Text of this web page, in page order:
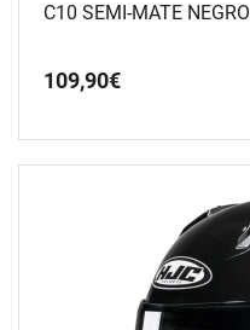
C10 SEMI-MATE NEGRO
109,90€